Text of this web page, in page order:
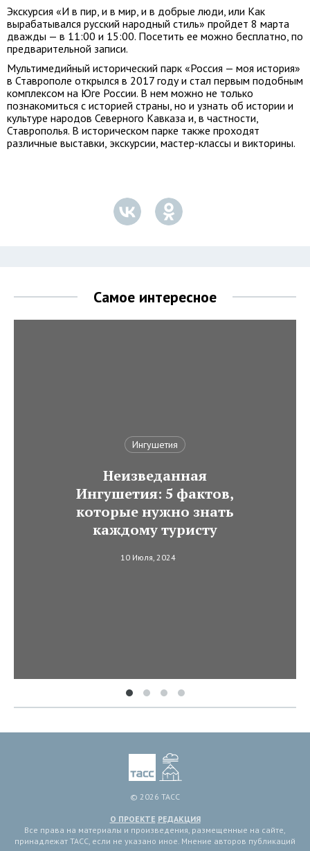
Экскурсия «И в пир, и в мир, и в добрые люди, или Как
вырабатывался русский народный стиль» пройдет 8 марта
дважды — в 11:00 и 15:00. Посетить ее можно бесплатно, по
предварительной записи.
Мультимедийный исторический парк «Россия — моя история»
в Ставрополе открылся в 2017 году и стал первым подобным
комплексом на Юге России. В нем можно не только
познакомиться с историей страны, но и узнать об истории и
культуре народов Северного Кавказа и, в частности,
Ставрополья. В историческом парке также проходят
различные выставки, экскурсии, мастер-классы и викторины.
Самое интересное
Ингушетия
Неизведанная
Ингушетия: 5 фактов,
которые нужно знать
каждому туристу
10 Июля, 2024
© 2026 ТАСС
О ПРОЕКТЕ РЕДАКЦИЯ
Все права на материалы и произведения, размещенные на сайте,
принадлежат ТАСС, если не указано иное. Мнение авторов публикаций